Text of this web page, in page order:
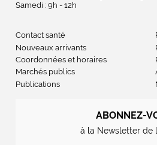
Samedi : 9h - 12h
Contact santé
Nouveaux arrivants
Coordonnées et horaires
Marchés publics
Publications
ABONNEZ-
à la Newsletter de